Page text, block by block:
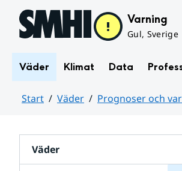
Hoppa till sidans innehåll Varning
Gul, Sverige
Väder Klimat Data
Start Väder Prognoser och
Väder